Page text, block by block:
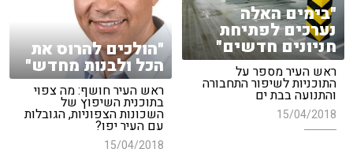
"הולכים להרוס את
הכל ולבנות מחדש"
ראש העיר חושף: מה צפוי
בתוכנית השיפוץ של
השכונות הצפוניות, הגובלות
עם העיר יפו?
15/04/2018
"בימים האלה
נערכים לפתיחת
חניונים חדשים"
ראש העיר מספר על
התוכניות לשיפור התחבורה
והתנועה בבת ים
15/04/2018